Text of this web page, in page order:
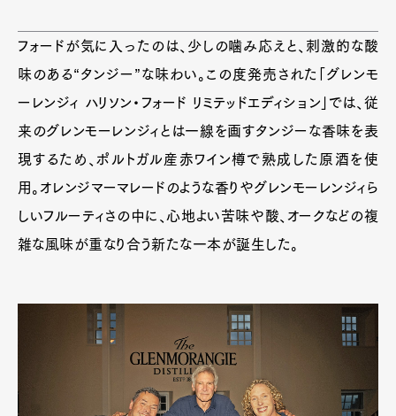
フォードが気に入ったのは、少しの噛み応えと、刺激的な酸
味のある“タンジー”な味わい。この度発売された「グレンモ
ーレンジィ ハリソン・フォード リミテッドエディション」では、従
来のグレンモーレンジィとは一線を画すタンジーな香味を表
現するため、ポルトガル産赤ワイン樽で熟成した原酒を使
用。オレンジマーマレードのような香りやグレンモーレンジィら
しいフルーティさの中に、心地よい苦味や酸、オークなどの複
雑な風味が重なり合う新たな一本が誕生した。